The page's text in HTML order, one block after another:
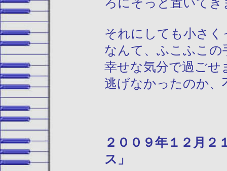
ろにそっと置いてき
それにしても小さ
なんて、ふこふこ
幸せな気分で過ごせ
逃げなかったのか、
２００９年
ス」